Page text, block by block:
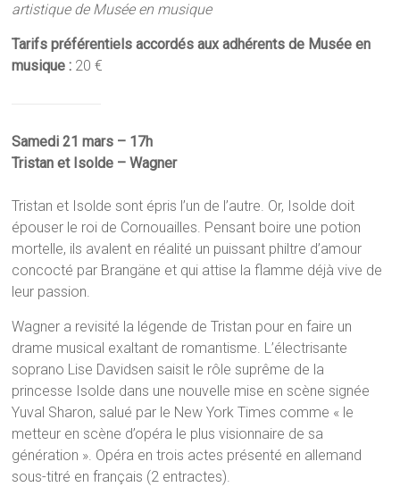
artistique de Musée en musique
Tarifs préférentiels accordés aux adhérents de Musée en
musique : 20 €
Samedi 21 mars – 17h
Tristan et Isolde – Wagner
Tristan et Isolde sont épris l’un de l’autre. Or, Isolde doit
épouser le roi de Cornouailles. Pensant boire une potion
mortelle, ils avalent en réalité un puissant philtre d’amour
concocté par Brangäne et qui attise la flamme déjà vive de
leur passion.
Wagner a revisité la légende de Tristan pour en faire un
drame musical exaltant de romantisme. L’électrisante
soprano Lise Davidsen saisit le rôle suprême de la
princesse Isolde dans une nouvelle mise en scène signée
Yuval Sharon, salué par le New York Times comme « le
metteur en scène d’opéra le plus visionnaire de sa
génération ». Opéra en trois actes présenté en allemand
sous-titré en français (2 entractes).